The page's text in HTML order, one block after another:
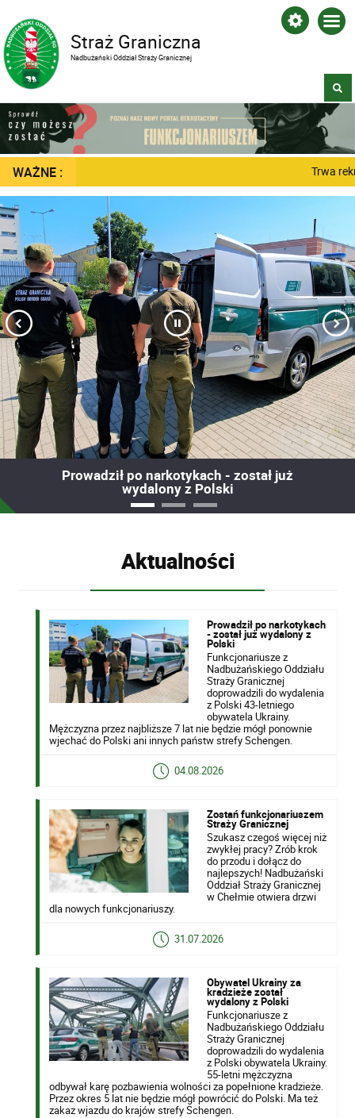
Straż Graniczna
Nadbużański Oddział Straży Granicznej
WAŻNE : Trwa
Prowadził po narkotykach - został już
wydalony z Polski
Aktualności
Prowadził po narkotykach
- został już wydalony z
Polski
Funkcjonariusze z
Nadbużańskiego Oddziału
Straży Granicznej
doprowadzili do wydalenia
z Polski 43-letniego
obywatela Ukrainy.
Mężczyzna przez najbliższe 7 lat nie będzie mógł ponownie
wjechać do Polski ani innych państw strefy Schengen.
04.08.2026
Zostań funkcjonariuszem
Straży Granicznej
Szukasz czegoś więcej niż
zwykłej pracy? Zrób krok
do przodu i dołącz do
najlepszych! Nadbużański
Oddział Straży Granicznej
w Chełmie otwiera drzwi
dla nowych funkcjonariuszy.
31.07.2026
Obywatel Ukrainy za
kradzieże został
wydalony z Polski
Funkcjonariusze z
Nadbużańskiego Oddziału
Straży Granicznej
doprowadzili do wydalenia
z Polski obywatela Ukrainy.
55-letni mężczyzna
odbywał karę pozbawienia wolności za popełnione kradzieże.
Przez okres 5 lat nie będzie mógł powrócić do Polski. Ma też
zakaz wjazdu do krajów strefy Schengen.